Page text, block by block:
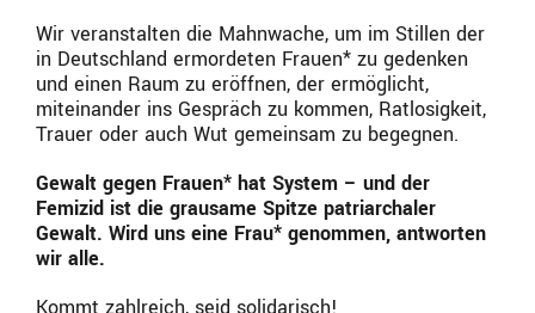
Wir veranstalten die Mahnwache, um im Stillen der
in Deutschland ermordeten Frauen* zu gedenken
und einen Raum zu eröffnen, der ermöglicht,
miteinander ins Gespräch zu kommen, Ratlosigkeit,
Trauer oder auch Wut gemeinsam zu begegnen.
Gewalt gegen Frauen* hat System – und der
Femizid ist die grausame Spitze patriarchaler
Gewalt. Wird uns eine Frau* genommen, antworten
wir alle.